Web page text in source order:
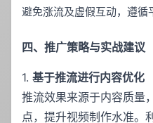
避免涨流及虚假互动，遵循
四、推广策略与实战建议
1.基于推流进行内容优化
推流效果来源于内容质量
点，提升视频制作水准。